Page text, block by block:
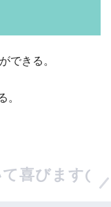
できる。
。
喜びます(